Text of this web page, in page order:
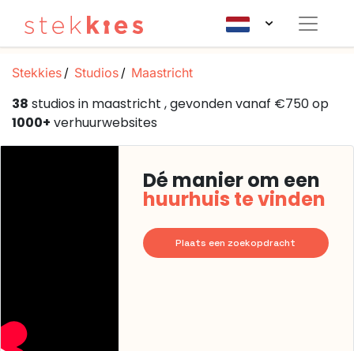
Stekkies Studios Maastricht
38 studios in maastricht , gevonden vanaf €750 op
1000+ verhuurwebsites
Dé manier om een
huurhuis te vinden
Plaats een zoekopdracht